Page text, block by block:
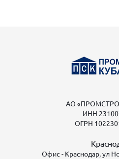
АО
ИНН
ОГРН
Офис - Краснодар, ул